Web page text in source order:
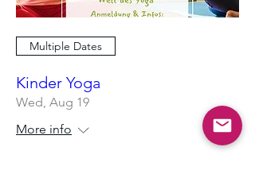
Multiple Dates
Kinder Yoga
Wed, Aug 19
More info